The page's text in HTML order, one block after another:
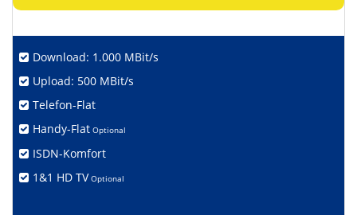
Download: 1.000 MBit/s
Upload: 500 MBit/s
Telefon-Flat
Handy-Flat Optional
ISDN-Komfort
1&1 HD TV Optional